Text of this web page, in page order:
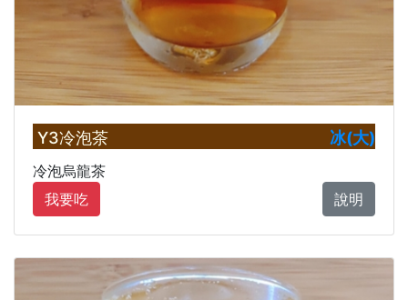
Y3冷泡茶 冰(大)
冷泡烏龍茶
我要吃
說明